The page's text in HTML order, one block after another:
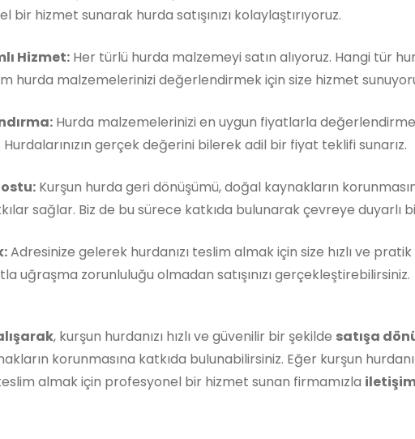
bir hizmet sunarak hurda satışınızı kolaylaştırıyoruz.
Hizmet: Her türlü hurda malzemeyi satın alıyoruz. Hangi tür
hurda malzemelerinizi değerlendirmek için size hizmet
Hurda malzemelerinizi en uygun fiyatlarla
Hurdalarınızın gerçek değerini bilerek adil bir fiyat teklifi sunarız.
Kurşun hurda geri dönüşümü, doğal kaynakların
sağlar. Biz de bu sürece katkıda bulunarak çevreye duyarlı
Adresinize gelerek hurdanızı teslim almak için size hızlı ve
uğraşma zorunluluğu olmadan satışınızı gerçekleştirebilirsiniz.
, kurşun hurdanızı hızlı ve güvenilir bir şekilde satışa
korunmasına katkıda bulunabilirsiniz. Eğer kurşun
teslim almak için profesyonel bir hizmet sunan firmamızla